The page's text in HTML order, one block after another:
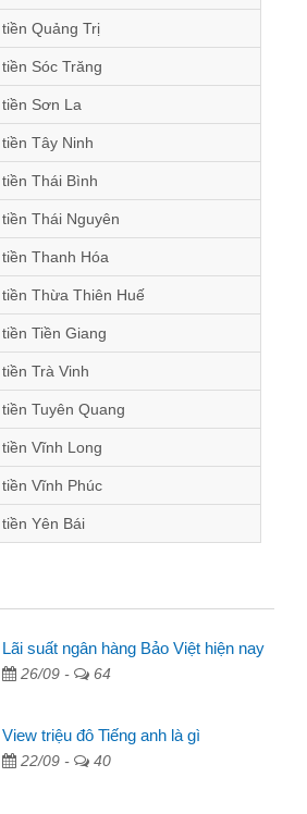
Quảng Trị
Sóc Trăng
Sơn La
Tây Ninh
Thái Bình
Thái Nguyên
Thanh Hóa
Thừa Thiên Huế
Tiền Giang
Trà Vinh
Tuyên Quang
Vĩnh Long
Vĩnh Phúc
Yên Bái
Lãi suất ngân hàng Bảo Việt hiện nay
26/09 - 64
View triệu đô Tiếng anh là gì
22/09 - 40